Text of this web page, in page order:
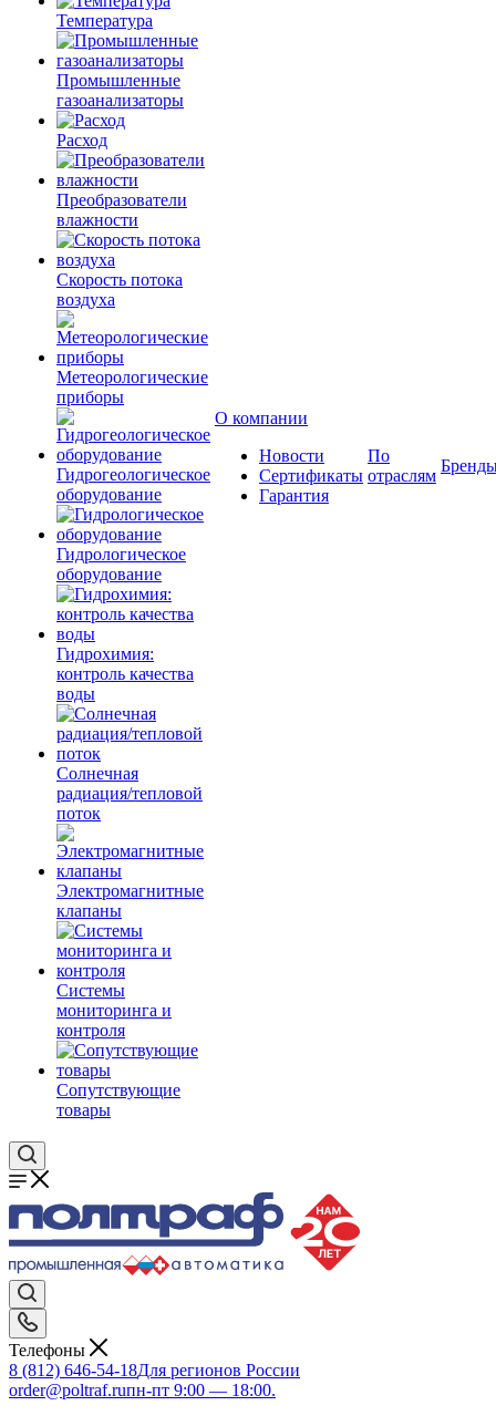
Температура
Промышленные
газоанализаторы
Расход
Преобразователи
влажности
Скорость потока
воздуха
Метеорологические
приборы
Гидрогеологическое
оборудование
Гидрологическое
оборудование
Гидрохимия:
контроль качества
воды
Солнечная
радиация/тепловой
поток
Электромагнитные
клапаны
Системы
мониторинга и
контроля
Сопутствующие
товары
О компании
Новости
Сертификаты
Гарантия
По
отраслям
Телефоны
8 (812) 646-54-18Для регионов России
order@poltraf.ruпн-пт 9:00 — 18:00.